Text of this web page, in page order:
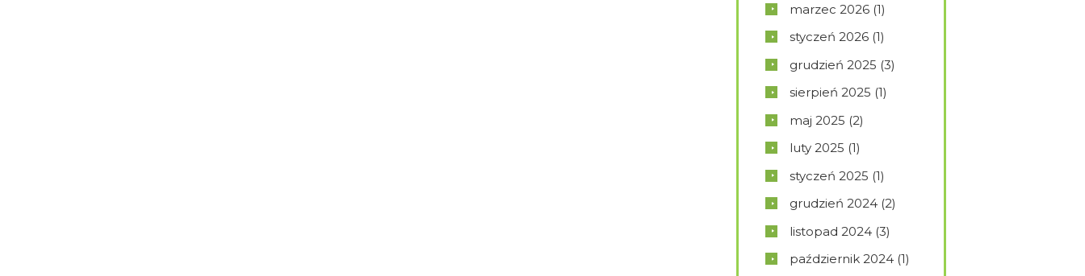
marzec 2026 (1)
styczeń 2026 (1)
grudzień 2025 (3)
sierpień 2025 (1)
maj 2025 (2)
luty 2025 (1)
styczeń 2025 (1)
grudzień 2024 (2)
listopad 2024 (3)
październik 2024 (1)